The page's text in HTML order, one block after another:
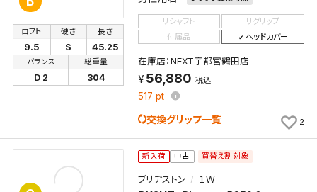
ロフト
9.5
硬さ
S
長さ
45.25
バランス
D 2
総重量
304
リシャフト
リグリップ
付属品
ヘッドカバー
在庫店：NEXT宇都宮鶴田店
56,880 税込
517 pt
交換グリップ一覧 2
新入荷 中古 買替え割対象
ブリヂストン １Ｗ